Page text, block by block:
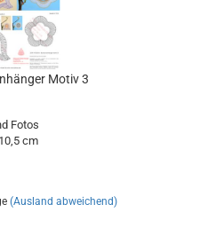
Motiv 3
Fotos
cm
(Ausland abweichend)